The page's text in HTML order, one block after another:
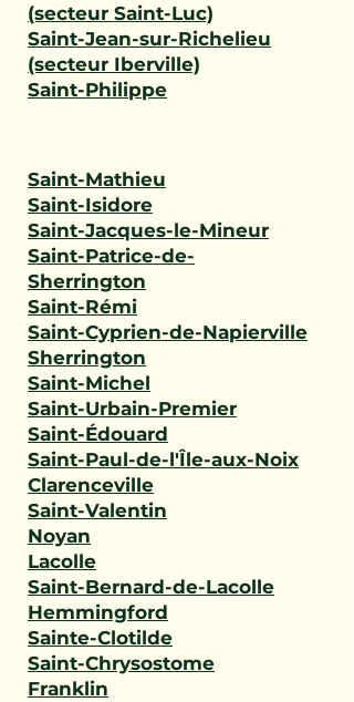
(secteur Saint-Luc)
Saint-Jean-sur-Richelieu
(secteur Iberville)
Saint-Philippe
Saint-Mathieu
Saint-Isidore
Saint-Jacques-le-Mineur
Saint-Patrice-de-
Sherrington
Saint-Rémi
Saint-Cyprien-de-Napierville
Sherrington
Saint-Michel
Saint-Urbain-Premier
Saint-Édouard
Saint-Paul-de-l'Île-aux-Noix
Clarenceville
Saint-Valentin
Noyan
Lacolle
Saint-Bernard-de-Lacolle
Hemmingford
Sainte-Clotilde
Saint-Chrysostome
Franklin